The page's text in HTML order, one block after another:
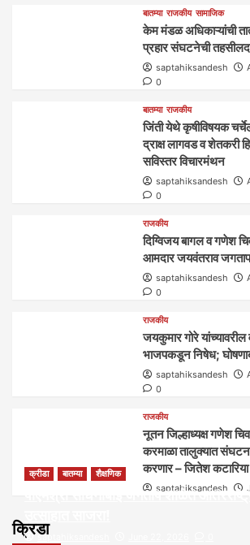
बातम्या राजकीय सामाजिक
केम मंडळ अधिकाऱ्यांची
प्रहार संघटनेची
saptahiksandesh
0
बातम्या राजकीय
जिंती येथे कृषीविषयक
द्राक्ष लागवड व शेतकरी
सविस्तर विचारमंथन
saptahiksandesh
0
राजकीय
दिग्विजय बागल व गणेश
आमदार जयवंतराव जगताप
saptahiksandesh
0
राजकीय
जयकुमार गोरे यांच्यावरील
भाजपकडून निषेध;
saptahiksandesh
0
राजकीय
नूतन जिल्हाध्यक्ष गणेश
करमाळा तालुक्यात
करणार – जितेश कटारिया
saptahiksandesh
क्रिडा
क्रीडा बातम्या शैक्षणिक
पीएमश्री साधनाबाई जगताप शाळेत
saptahiksandesh